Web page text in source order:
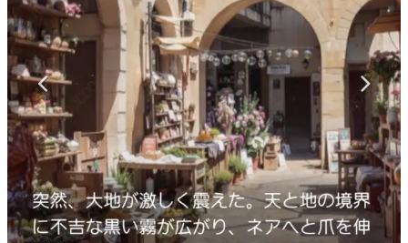
その他
電ファミニコゲーマーとは？
運営：株式会社マレ